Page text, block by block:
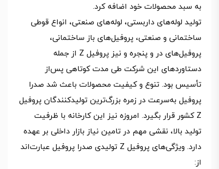
به سبد محصولات خود اضافه کرد.
تولید لوله‌های داربستی، لوله‌های صنعتی، انواع قوطی
ساختمانی و صنعتی، پروفیل‌های باز ساختمانی،
پروفیل‌های در و پنجره و نیز پروفیل Z از جمله
دستاوردهای این شرکت طی مدت کوتاهی پس‌از
تأسیس بود. تنوع و کیفیت محصولات باعث شد صدرا
پروفیل به‌سرعت در زمره بزرگ‌ترین تولیدکنندگان پروفیل
Z کشور قرار بگیرد. امروزه نیز این کارخانه با ظرفیت
تولید بالا، نقشی مهم در تامین نیاز بازار داخلی بر عهده
دارد. ویژگی‌های پروفیل Z تولیدی صدرا پروفیل عبارت‌اند
از: